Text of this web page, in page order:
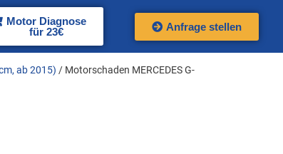
Motor Diagnose
für 23€
Anfrage stellen
ab 2015) / Motorschaden MERCEDES G-